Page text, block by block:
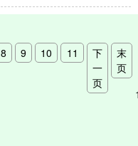
8 9 10 11
下
一
页
末
页